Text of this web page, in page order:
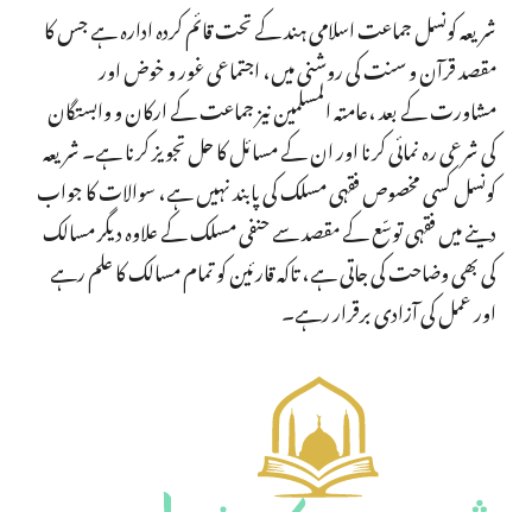
شریعہ کونسل جماعت اسلامی ہند کے تحت قائم کردہ ادارہ ہے جس کا
مقصد قرآن و سنت کی روشنی میں، اجتماعی غور و خوض اور
مشاورت کے بعد ،عامتہ المسلمین نیز جماعت کے ارکان و وابستگان
کی شرعی رہ نمائی کرنا اور ان کے مسائل کا حل تجویز کرنا ہے۔ شریعہ
کونسل کسی مخصوص فقہی مسلک کی پابند نہیں ہے، سوالات کا جواب
دینے میں فقہی توسّع کے مقصد سے حنفی مسلک کے علاوہ دیگر مسالک
کی بھی وضاحت کی جاتی ہے، تاکہ قارئین کو تمام مسالک کا علم رہے
اور عمل کی آزادی برقرار رہے۔